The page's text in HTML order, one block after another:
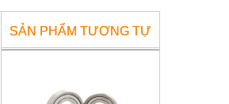
SẢN PHẨM TƯƠNG TỰ
Vòng Bi Inox 304 Các Mã
S6000Z 6001 6002 6003 6004